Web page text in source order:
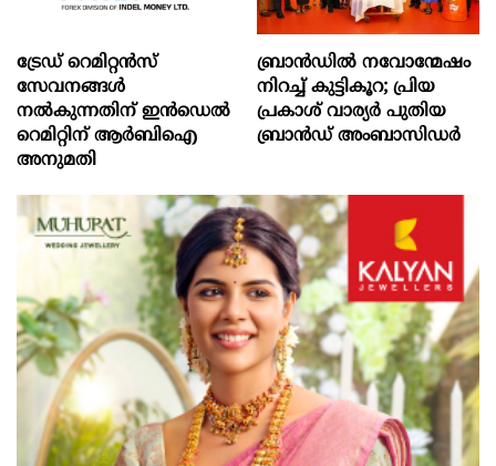
ട്രേഡ് റെമിറ്റന്‍സ്
സേവനങ്ങള്‍
നല്‍കുന്നതിന് ഇന്‍ഡെല്‍
റെമിറ്റിന് ആര്‍ബിഐ
അനുമതി
ബ്രാൻഡിൽ നവോന്മേഷം
നിറച്ച് കുട്ടികൂറ; പ്രിയ
പ്രകാശ് വാര്യർ പുതിയ
ബ്രാൻഡ് അംബാസിഡർ